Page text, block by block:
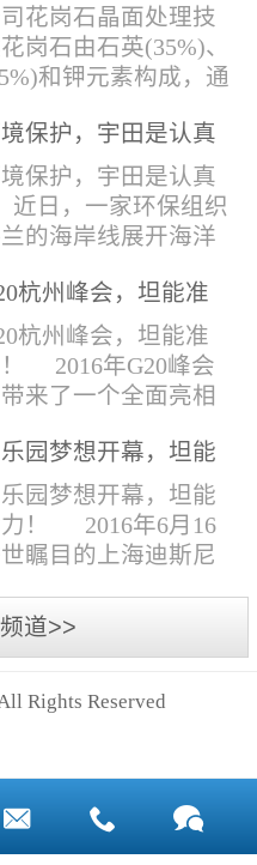
花岗石晶面处理技
岗石由石英(35%)、
和钾元素构成，通
量的方解石，表面
有矿物颗粒的结晶
比大理石硬，硬度
右。维护比大理石容
石的种类根据石英,
公司花岗石晶面处
案有如下要点：
设备、工具石材翻
材晶面处理机、吸
、吹风机、花岗
保护，宇田是认真
保护，宇田是认真
日，一家环保组织
的海岸线展开海洋
圾对英国海洋生物
影响。他们发现至
海滩存在塑料污染
。 该组织发动当地
望以此提高公众对
，大海...
杭州峰会，坦能准
杭州峰会，坦能准
2016年G20峰会
来了一个全面亮相
织和世界人民检阅
考。多国元首齐聚
欣赏美丽西湖景色
第一印象就是杭州
次峰会举办的核心
要囊括了奥体中
博览中心、超高层
和地铁上盖物业，
园梦想开幕，坦能
！
园梦想开幕，坦能
力！ 2016年6月16
瞩目的上海迪斯尼
、探险岛、宝藏
世界和梦幻世界，
纱。根据迪斯尼官
数最多的迪斯尼乐
于浦东新区川...
道>>
Rights Reserved